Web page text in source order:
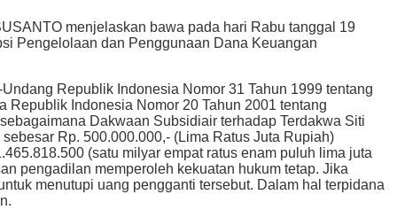
menjelaskan bawa pada hari Rabu tanggal 19
Pengelolaan dan Penggunaan Dana Keuangan
Republik Indonesia Nomor 31 Tahun 1999 tentang
Indonesia Nomor 20 Tahun 2001 tentang
Dakwaan Subsidiair terhadap Terdakwa Siti
Rp. 500.000.000,- (Lima Ratus Juta Rupiah)
(satu milyar empat ratus enam puluh lima juta
pengadilan memperoleh kekuatan hukum tetap. Jika
menutupi uang pengganti tersebut. Dalam hal terpidana